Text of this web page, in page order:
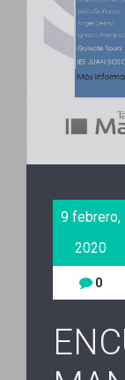
9 febrero,
2020
0